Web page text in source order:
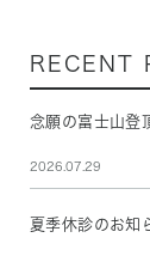
RECENT
念願の富士山登
2026.07.29
夏季休診のお知